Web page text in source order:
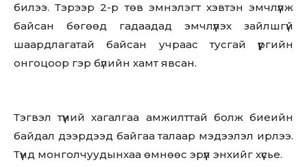
билээ. Тэрээр 2-р төв эмнэлэгт хэвтэн эмчлүүлж
байсан бөгөөд гадаадад эмчлүүлэх зайлшгүй
шаардлагатай байсан учраас тусгай үүргийн
онгоцоор гэр бүлийн хамт явсан.
Тэгвэл түүний хагалгаа амжилттай болж биеийн
байдал дээрдээд байгаа талаар мэдээлэл ирлээ.
Түүнд монголчуудынхаа өмнөөс эрүүл энхийг хүсье.